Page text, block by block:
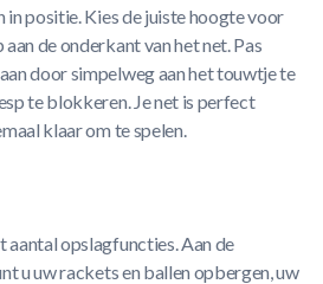
in positie. Kies de juiste hoogte voor
de onderkant van het net. Pas
door simpelweg aan het touwtje te
te blokkeren. Je net is perfect
klaar om te spelen.
aantal opslagfuncties. Aan de
u uw rackets en ballen opbergen, uw